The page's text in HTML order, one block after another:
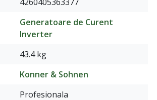
Generatoare de Curent
Inverter
43.4 kg
Konner & Sohnen
Profesionala